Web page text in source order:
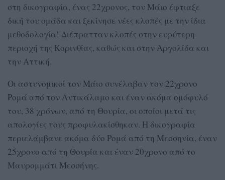
στη δικογραφία, ένας 22χρονος, τον Μάιο έφτιαξε
δική του ομάδα και ξεκίνησε νέες κλοπές με την ίδια
μεθοδολογία! Διέπρατταν κλοπές στην ευρύτερη
περιοχή της Κορινθίας, καθώς και στην Αργολίδα και
την Αττική.
Οι αστυνομικοί τον Μάιο συνέλαβαν τον 22χρονο
Ρομά από τον Αντικάλαμο και έναν ακόμα ομόφυλό
του, 38 χρόνων, από τη Θουρία, οι οποίοι μετά τις
απολογίες τους προφυλακίσθηκαν. Η δικογραφία
περιελάμβανε ακόμα δύο Ρομά από τη Μεσσηνία, έναν
25χρονο από τη Θουρία και έναν 20χρονο από το
Μαυρομμάτι Μεσσήνης.